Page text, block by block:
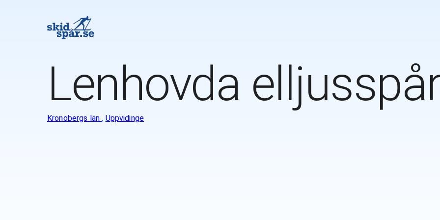
Lenhovda
Kronobergs län, Uppvidinge